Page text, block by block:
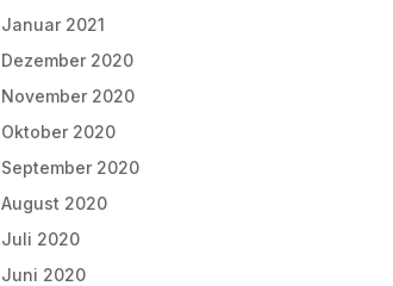
Januar 2021
Dezember 2020
November 2020
Oktober 2020
September 2020
August 2020
Juli 2020
Juni 2020